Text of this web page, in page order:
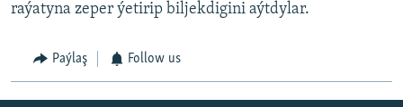
raýatyna zeper ýetirip biljekdigini aýtdylar.
Paýlaş Follow us